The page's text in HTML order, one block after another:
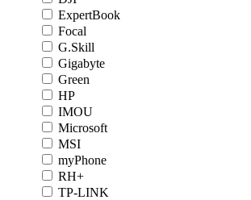
ExpertBook
Focal
G.Skill
Gigabyte
Green
HP
IMOU
Microsoft
MSI
myPhone
RH+
TP-LINK